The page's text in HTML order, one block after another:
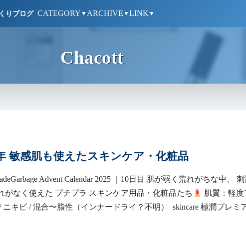
りブログ CATEGORY ▼ ARCHIVE ▼LINK ▼
Chacott
敏感肌も使えたスキンケア・化粧品
Advent Calendar 2025 ｜10日目 肌が弱く荒れがちな中、
がなく使えた プチプラ スキンケア用品・化粧品たち
肌質：軽度
ニキビ / 混合〜脂性（インナードライ？不明） skincare 極潤プレミ